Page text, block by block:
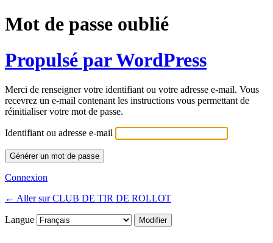
Mot de passe oublié
Propulsé par WordPress
Merci de renseigner votre identifiant ou votre adresse e-mail. Vous
recevrez un e-mail contenant les instructions vous permettant de
réinitialiser votre mot de passe.
Identifiant ou adresse e-mail
Connexion
← Aller sur CLUB DE TIR DE ROLLOT
Langue